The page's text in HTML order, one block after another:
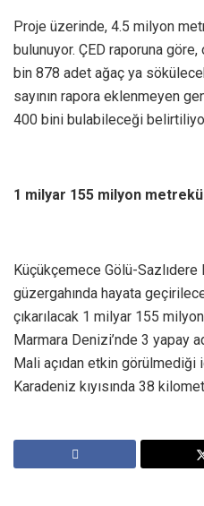
Proje üzerinde, 4.5 milyon
bulunuyor. ÇED raporuna
bin 878 adet ağaç ya
sayının rapora eklenmeyen
400 bini bulabileceği
1 milyar 155 milyon
Küçükçemece Gölü-Sazlıdere
güzergahında hayata
çıkarılacak 1 milyar 155
Marmara Denizi’nde 3 yapay
Mali açıdan etkin görülmediği
Karadeniz kıyısında 38